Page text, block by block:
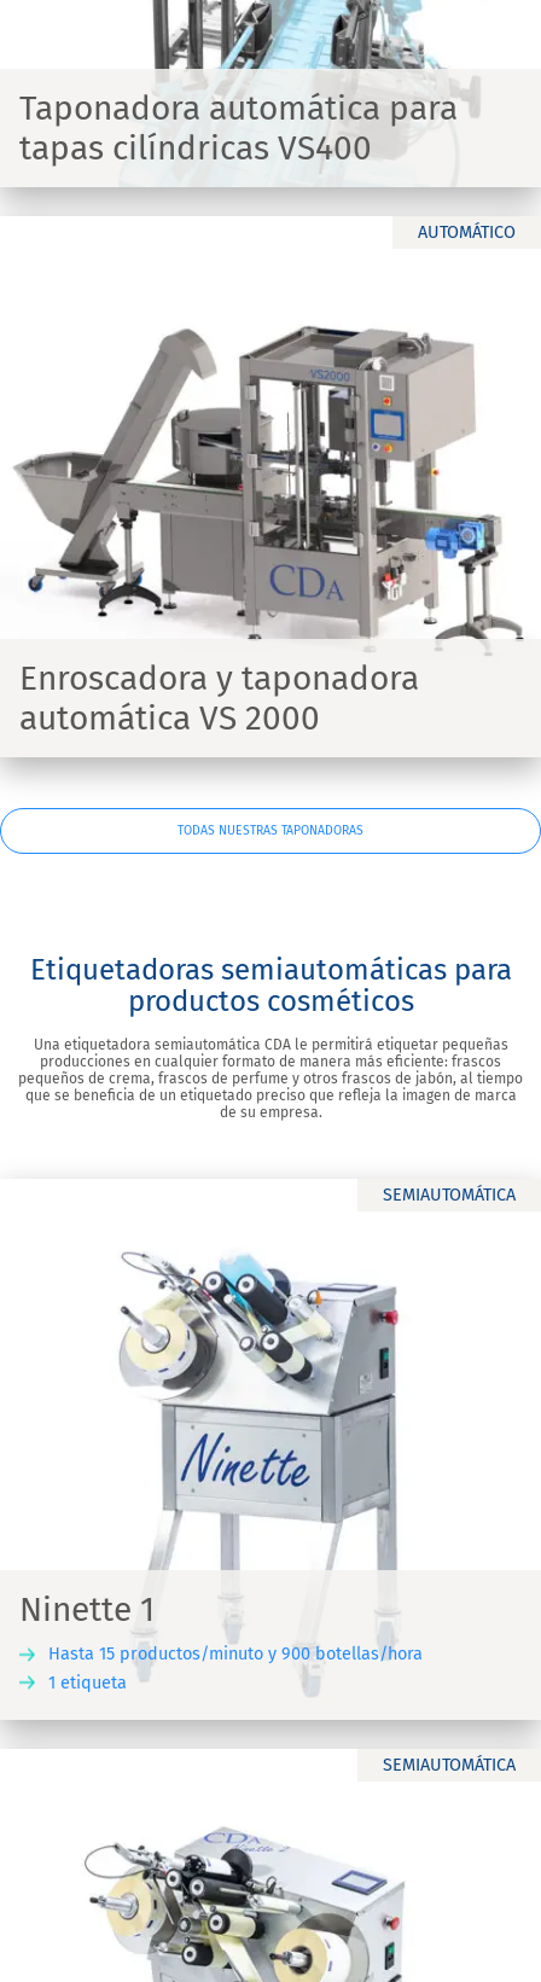
Taponadora automática para
tapas cilíndricas VS400
AUTOMÁTICO
Enroscadora y taponadora
automática VS 2000
TODAS NUESTRAS TAPONADORAS
Etiquetadoras semiautomáticas para
productos cosméticos
Una etiquetadora semiautomática CDA le permitirá etiquetar pequeñas
producciones en cualquier formato de manera más eficiente: frascos
pequeños de crema, frascos de perfume y otros frascos de jabón, al tiempo
que se beneficia de un etiquetado preciso que refleja la imagen de marca
de su empresa.
SEMIAUTOMÁTICA
Ninette 1
Hasta 15 productos/minuto y 900 botellas/hora
1 etiqueta
SEMIAUTOMÁTICA